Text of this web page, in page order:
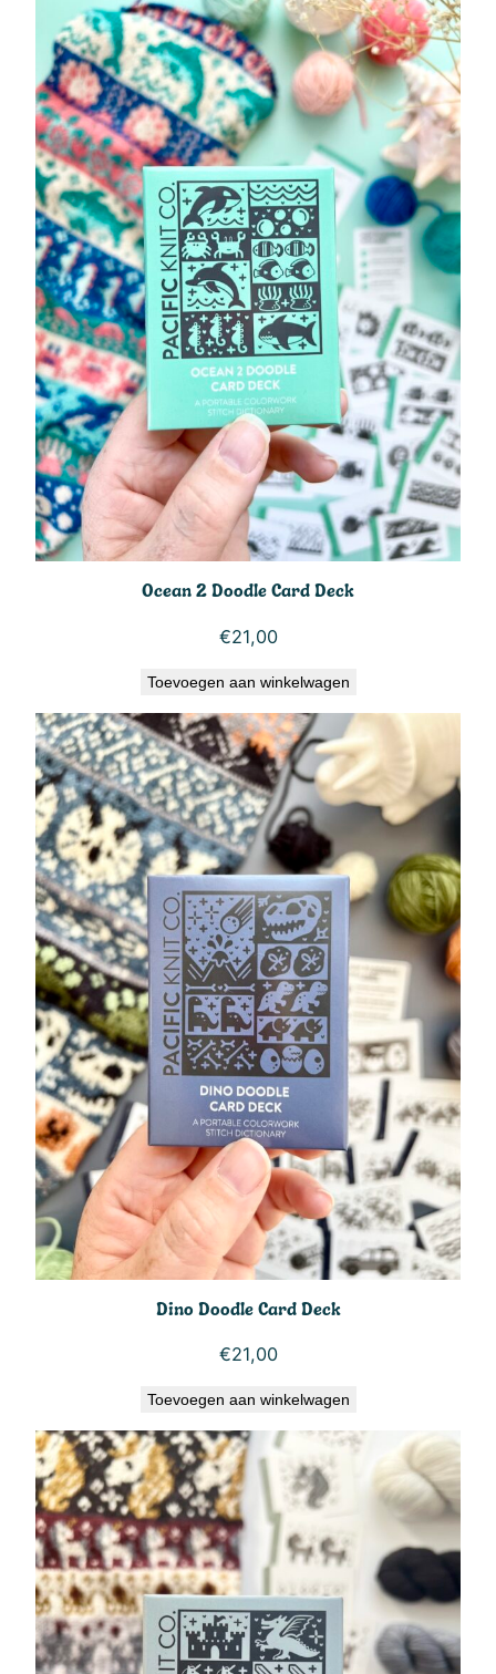
Ocean 2 Doodle Card Deck
€21,00
Toevoegen aan winkelwagen
Dino Doodle Card Deck
€21,00
Toevoegen aan winkelwagen